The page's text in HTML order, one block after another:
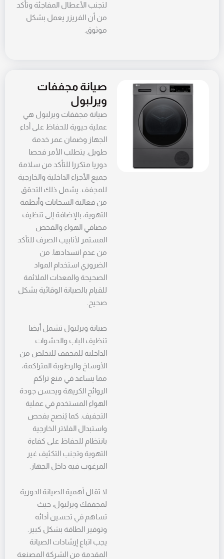
لتجنب الأعطال المفاجئة وتأكد
من أن الفريزر يعمل بشكل
موثوق.
صيانة مجففات
ويرلبول
صيانة مجففات ويرلبول هي
عملية حيوية للحفاظ على أداء
الجهاز وضمان عمر خدمة
طويل. يتطلب الأمر فحصا
دوريا متكررا للتأكد من سلامة
جميع الأجزاء الداخلية والخارجية
للمجفف. يشمل ذلك التحقق
من فعالية السخانات وأنظمة
التهوية، بالإضافة إلى تنظيف
مصافي الهواء والفحص
المستمر لأنابيب الصرف للتأكد
من عدم انسدادها. من
الضروري استخدام المواد
الصحيحة والمعدات الملائمة
للقيام بالصيانة الوقائية بشكل
صحيح.
صيانة ويرلبول تشمل أيضا
تنظيف الباب والحشوات
الداخلية للمجفف للتخلص من
الأوساخ والرطوبة المتراكمة،
مما يساعد في منع تراكم
الروائح الكريهة ويحسن جودة
الهواء المستخدم في عملية
التجفيف. كما يُنصح بفحص
واستبدال الفلاتر الخارجية
بانتظام للحفاظ على كفاءة
التهوية وتجنب التكثيف غير
المرغوب فيه داخل الجهاز.
لا تقلل أهمية الصيانة الدورية
لمجففك ويرلبول، حيث
تساهم في تحسين أدائه
وتوفير الطاقة بشكل كبير.
يجب اتباع إرشادات الصيانة
المقدمة من الشركة المصنعة